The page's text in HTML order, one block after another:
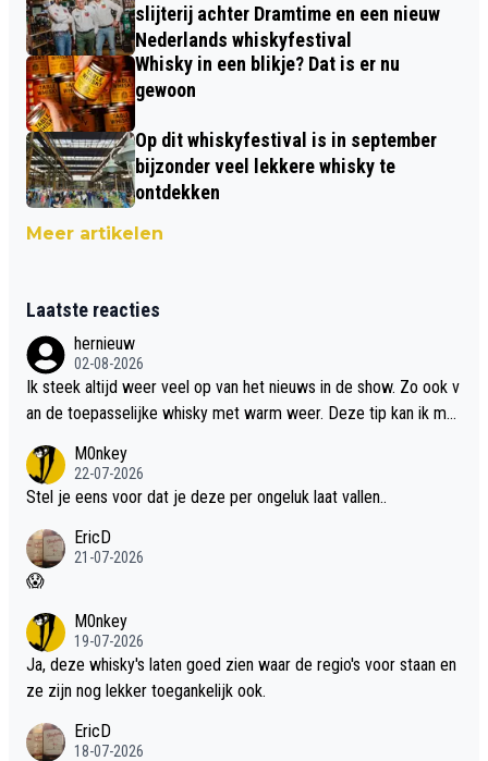
slijterij achter Dramtime en een nieuw
Nederlands whiskyfestival
Whisky in een blikje? Dat is er nu
gewoon
Op dit whiskyfestival is in september
bijzonder veel lekkere whisky te
ontdekken
Meer artikelen
Laatste reacties
hernieuw
02-08-2026
Ik steek altijd weer veel op van het nieuws in de show. Zo ook v
an de toepasselijke whisky met warm weer. Deze tip kan ik met
M0nkey
22-07-2026
Stel je eens voor dat je deze per ongeluk laat vallen..
EricD
21-07-2026
😱
M0nkey
19-07-2026
Ja, deze whisky's laten goed zien waar de regio's voor staan en
ze zijn nog lekker toegankelijk ook.
EricD
18-07-2026